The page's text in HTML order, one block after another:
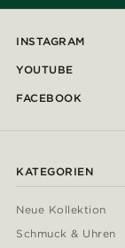
INSTAGRAM
YOUTUBE
FACEBOOK
KATEGORIEN
Neue Kollektion
Schmuck & Uhren